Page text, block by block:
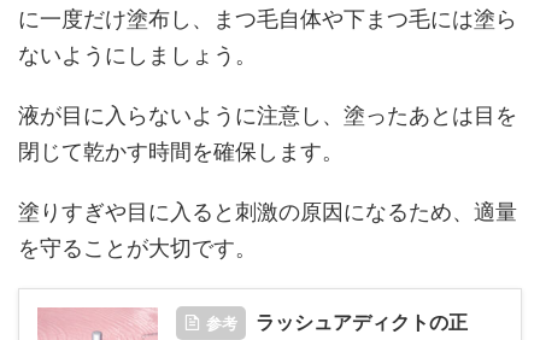
に一度だけ塗布し、まつ毛自体や下まつ毛には塗ら
ないようにしましょう。
液が目に入らないように注意し、塗ったあとは目を
閉じて乾かす時間を確保します。
塗りすぎや目に入ると刺激の原因になるため、適量
を守ることが大切です。
参考
ラッシュアディクトの正